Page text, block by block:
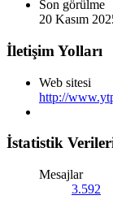
Son görülme
20 Kasım
İletişim Yolları
Web sitesi
http://
İstatistik
Mesajlar
3.592